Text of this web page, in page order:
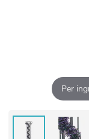
Per